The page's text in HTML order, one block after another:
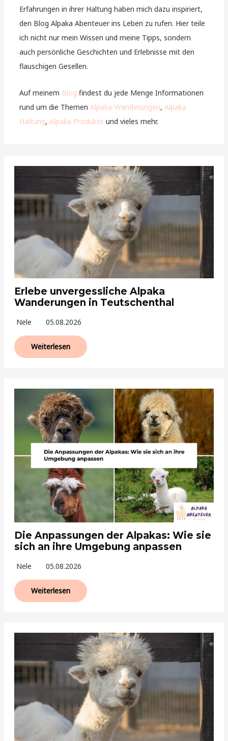
Erfahrungen in ihrer Haltung haben mich dazu inspiriert,
den Blog Alpaka Abenteuer ins Leben zu rufen. Hier teile
ich nicht nur mein Wissen und meine Tipps, sondern
auch persönliche Geschichten und Erlebnisse mit den
flauschigen Gesellen.
Auf meinem Blog findest du jede Menge Informationen
rund um die ThemenAlpaka-Wanderungen,Alpaka
Haltung,Alpaka Produkte und vieles mehr.
Erlebe unvergessliche Alpaka
Wanderungen in Teutschenthal
Nele 05.08.2026
Weiterlesen
Die Anpassungen der Alpakas: Wie sie
sich an ihre Umgebung anpassen
Nele 05.08.2026
Weiterlesen